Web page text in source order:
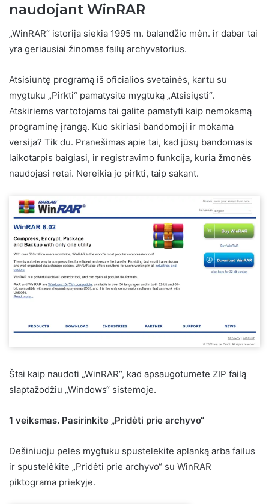
naudojant WinRAR
„WinRAR“ istorija siekia 1995 m. balandžio mėn. ir dabar tai
yra geriausiai žinomas failų archyvatorius.
Atsisiuntę programą iš oficialios svetainės, kartu su
mygtuku „Pirkti“ pamatysite mygtuką „Atsisiųsti“.
Atskiriems vartotojams tai galite pamatyti kaip nemokamą
programinę įrangą. Kuo skiriasi bandomoji ir mokama
versija? Tik du. Pranešimas apie tai, kad jūsų bandomasis
laikotarpis baigiasi, ir registravimo funkcija, kuria žmonės
naudojasi retai. Nereikia jo pirkti, taip sakant.
Štai kaip naudoti „WinRAR“, kad apsaugotumėte ZIP failą
slaptažodžiu „Windows“ sistemoje.
1 veiksmas. Pasirinkite „Pridėti prie archyvo“
Dešiniuoju pelės mygtuku spustelėkite aplanką arba failus
ir spustelėkite „Pridėti prie archyvo“ su WinRAR
piktograma priekyje.